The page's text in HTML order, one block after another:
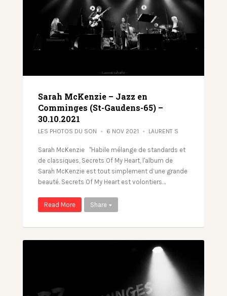
Sarah McKenzie – Jazz en
Comminges (St-Gaudens-65) –
30.10.2021
LES PHOTOS DU SON 6 NOV 2021 LAURENT S
Sarah McKenzie "Habile mélange de standards et
de classiques, Secrets Of My Heart, l'album de
Sarah McKenzie est tout simplement d’une grande
beauté. Secrets Of My Heart est volontiers…
Read More Share